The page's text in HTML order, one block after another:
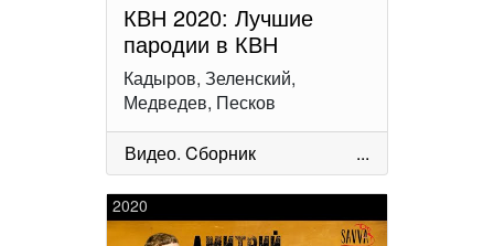
КВН 2020: Лучшие
пародии в КВН
Кадыров, Зеленский,
Медведев, Песков
Видео. Cборник ...
2020